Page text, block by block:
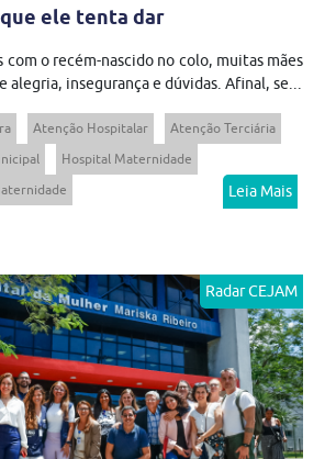
ele tenta dar
com o recém-nascido no colo, muitas mães
alegria, insegurança e dúvidas. Afinal, se...
Atenção Hospitalar
Atenção Terciária
Hospital Maternidade
Leia Mais
Radar CEJAM